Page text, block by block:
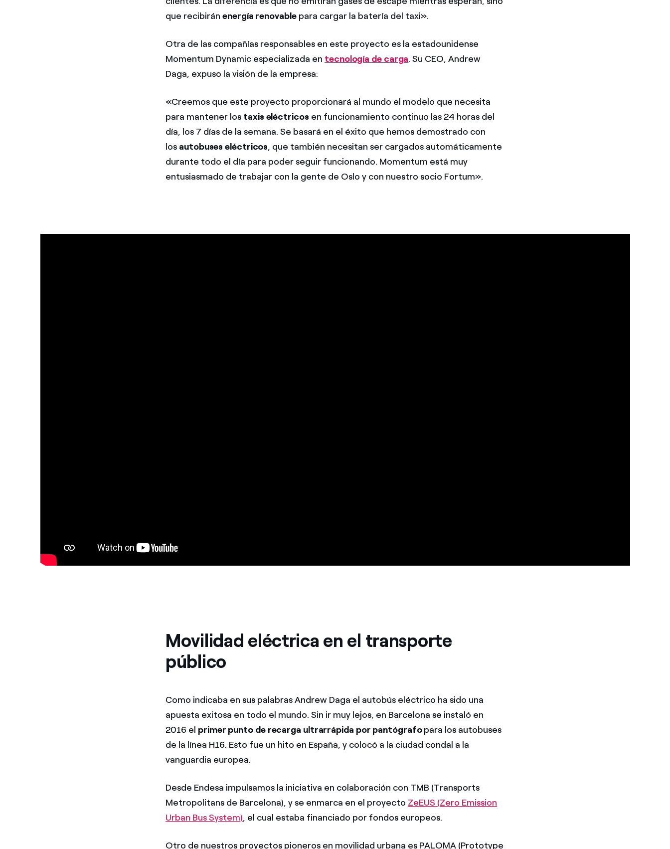
que recibiránenergía renovablepara cargar la batería del taxi».
Otra de las compañías responsables en este proyecto es la estadounidense
Momentum Dynamic especializada en tecnología de carga. Su CEO, Andrew
Daga, expuso la visión de la empresa:
«Creemos que este proyecto proporcionará al mundo el modelo que necesita
para mantener los taxis eléctricos en funcionamiento continuo las 24 horas del
día, los 7 días de la semana. Se basará en el éxito que hemos demostrado con
los autobuses eléctricos, que también necesitan ser cargados automáticamente
durante todo el día para poder seguir funcionando. Momentum está muy
entusiasmado de trabajar con la gente de Oslo y con nuestro socio Fortum».
Movilidad eléctrica en el transporte
público
Como indicaba en sus palabras Andrew Daga el autobús eléctrico ha sido una
apuesta exitosa en todo el mundo. Sin ir muy lejos, en Barcelona se instaló en
2016 el primer punto de recarga ultrarrápida por pantógrafopara los autobuses
de la línea H16. Esto fue un hito en España, y colocó a la ciudad condal a la
vanguardia europea.
Desde Endesa impulsamos la iniciativa en colaboración con TMB (Transports
Metropolitans de Barcelona), y se enmarca en el proyecto ZeEUS (Zero Emission
Urban Bus System), el cual estaba financiado por fondos europeos.
Otro de nuestros proyectos pioneros en movilidad urbana es PALOMA (Prototype